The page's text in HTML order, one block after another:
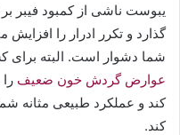
یبوست ناشی از کمبود فیبر
گذارد و تکرر ادرار را
شما دشوار است. البته برای
عوارض گردش خون ضعیف
کند و عملکرد طبیعی مثانه
کند.